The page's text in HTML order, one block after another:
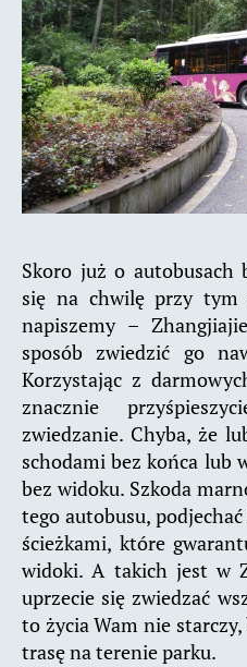
Skoro już o autobusach
się na chwilę przy tym
napiszemy –
sposób zwiedzić go
Korzystając z
znacznie
zwiedzanie. Chyba, że
schodami bez końca lub
bez widoku. Szkoda
tego autobusu,
ścieżkami, które
widoki. A takich jest w
uprzecie się zwiedzać
to życia Wam nie
trasę na terenie parku.